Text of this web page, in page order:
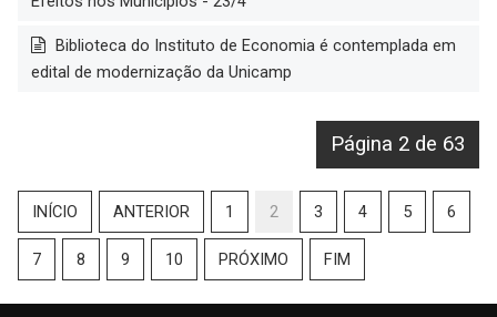
Biblioteca do Instituto de Economia é contemplada em
edital de modernização da Unicamp
Página 2 de 63
INÍCIO ANTERIOR 1 2 3 4 5 6
7 8 9 10 PRÓXIMO FIM